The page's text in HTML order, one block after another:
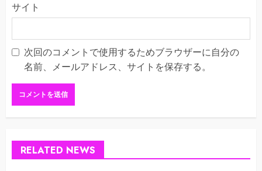
サイト
次回のコメントで使用するためブラウザーに自分の
名前、メールアドレス、サイトを保存する。
RELATED NEWS